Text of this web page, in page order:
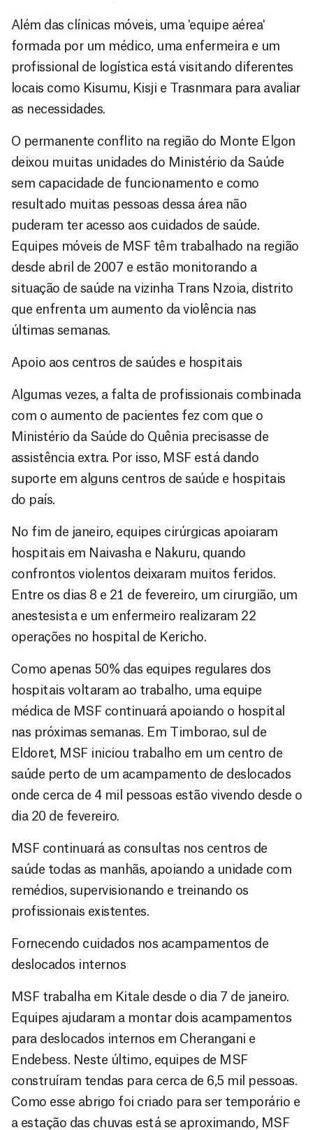
Além das clínicas móveis, uma 'equipe aérea'
formada por um médico, uma enfermeira e um
profissional de logística está visitando diferentes
locais como Kisumu, Kisji e Trasnmara para avaliar
as necessidades.
O permanente conflito na região do Monte Elgon
deixou muitas unidades do Ministério da Saúde
sem capacidade de funcionamento e como
resultado muitas pessoas dessa área não
puderam ter acesso aos cuidados de saúde.
Equipes móveis de MSF têm trabalhado na região
desde abril de 2007 e estão monitorando a
situação de saúde na vizinha Trans Nzoia, distrito
que enfrenta um aumento da violência nas
últimas semanas.
Apoio aos centros de saúdes e hospitais
Algumas vezes, a falta de profissionais combinada
com o aumento de pacientes fez com que o
Ministério da Saúde do Quênia precisasse de
assistência extra. Por isso, MSF está dando
suporte em alguns centros de saúde e hospitais
do país.
No fim de janeiro, equipes cirúrgicas apoiaram
hospitais em Naivasha e Nakuru, quando
confrontos violentos deixaram muitos feridos.
Entre os dias 8 e 21 de fevereiro, um cirurgião, um
anestesista e um enfermeiro realizaram 22
operações no hospital de Kericho.
Como apenas 50% das equipes regulares dos
hospitais voltaram ao trabalho, uma equipe
médica de MSF continuará apoiando o hospital
nas próximas semanas. Em Timborao, sul de
Eldoret, MSF iniciou trabalho em um centro de
saúde perto de um acampamento de deslocados
onde cerca de 4 mil pessoas estão vivendo desde o
dia 20 de fevereiro.
MSF continuará as consultas nos centros de
saúde todas as manhãs, apoiando a unidade com
remédios, supervisionando e treinando os
profissionais existentes.
Fornecendo cuidados nos acampamentos de
deslocados internos
MSF trabalha em Kitale desde o dia 7 de janeiro.
Equipes ajudaram a montar dois acampamentos
para deslocados internos em Cherangani e
Endebess. Neste último, equipes de MSF
construíram tendas para cerca de 6,5 mil pessoas.
Como esse abrigo foi criado para ser temporário e
a estação das chuvas está se aproximando, MSF